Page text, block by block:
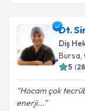
Dt.
Diş
Bursa,
5 (
Hocam çok
enerji...